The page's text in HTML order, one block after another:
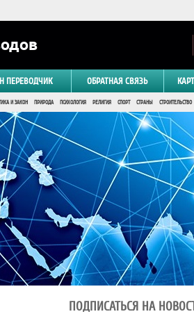
ПЕРЕВОДЧИК ОБРАТНАЯ СВЯЗЬ
И ЗАКОН ПРИРОДА ПСИХОЛОГИЯ РЕЛИГИЯ СПОРТ СТРАНЫ СТРОИТЕЛЬСТВО
ПОДПИСАТЬСЯ НА